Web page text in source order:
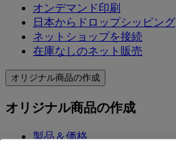
オンデマンド印刷
日本からドロップシッピング
ネットショップを接続
在庫なしのネット販売
オリジナル商品の作成
オリジナル商品の作成
製品＆価格